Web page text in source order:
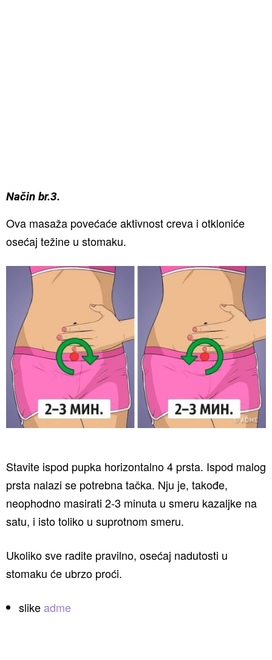
Način br.3.
Ova masaža povećaće aktivnost creva i otkloniće
osećaj težine u stomaku.
Stavite ispod pupka horizontalno 4 prsta. Ispod malog
prsta nalazi se potrebna tačka. Nju je, takođe,
neophodno masirati 2-3 minuta u smeru kazaljke na
satu, i isto toliko u suprotnom smeru.
Ukoliko sve radite pravilno, osećaj nadutosti u
stomaku će ubrzo proći.
slikeadme